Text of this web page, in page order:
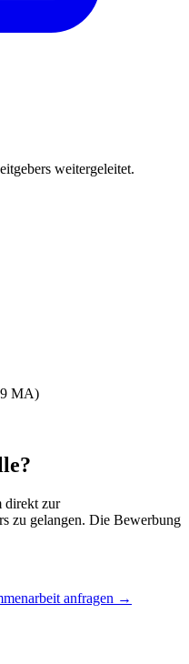
weitergeleitet.
MA)
direkt zur
zu gelangen. Die Bewerbung
anfragen →